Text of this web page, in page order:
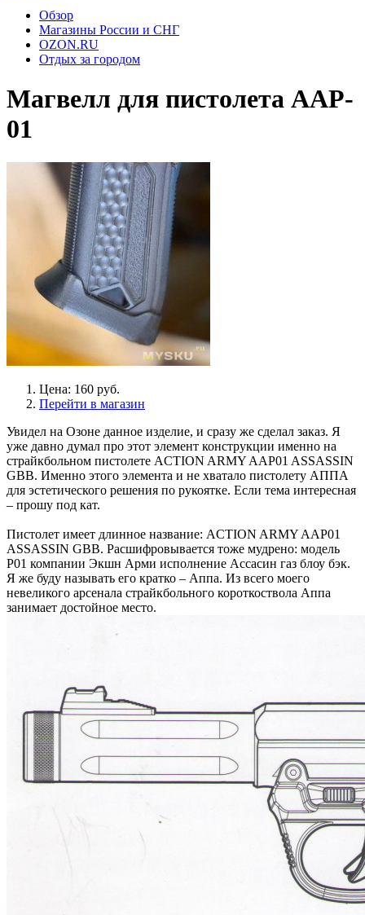
Обзор
Магазины России и СНГ
OZON.RU
Отдых за городом
Магвелл для пистолета AAP-
01
Цена: 160 руб.
Перейти в магазин
Увидел на Озоне данное изделие, и сразу же сделал заказ. Я
уже давно думал про этот элемент конструкции именно на
страйкбольном пистолете ACTION ARMY AAP01 ASSASSIN
GBB. Именно этого элемента и не хватало пистолету АППА
для эстетического решения по рукоятке. Если тема интересная
– прошу под кат.
Пистолет имеет длинное название: ACTION ARMY AAP01
ASSASSIN GBB. Расшифровывается тоже мудрено: модель
Р01 компании Экшн Арми исполнение Ассасин газ блоу бэк.
Я же буду называть его кратко – Аппа. Из всего моего
невеликого арсенала страйкбольного короткоствола Аппа
занимает достойное место.